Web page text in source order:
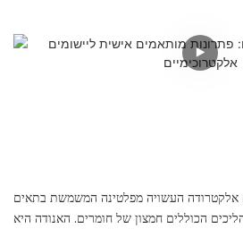
אלקטרודה העשויה מפלטינה המשמשת בתאים
הכוללים חמצון של חומרים. האנודה היא